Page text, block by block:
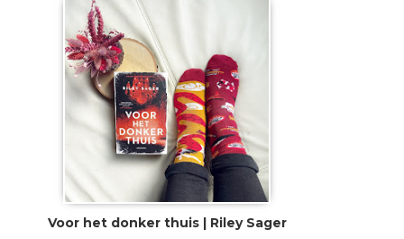
Voor het donker thuis | Riley Sager